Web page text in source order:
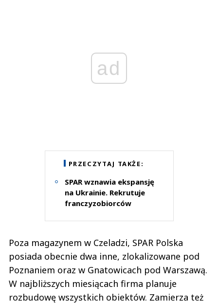
ad
PRZECZYTAJ TAKŻE:
SPAR wznawia ekspansję
na Ukrainie. Rekrutuje
franczyzobiorców
Poza magazynem w Czeladzi, SPAR Polska
posiada obecnie dwa inne, zlokalizowane pod
Poznaniem oraz w Gnatowicach pod Warszawą.
W najbliższych miesiącach firma planuje
rozbudowę wszystkich obiektów. Zamierza też